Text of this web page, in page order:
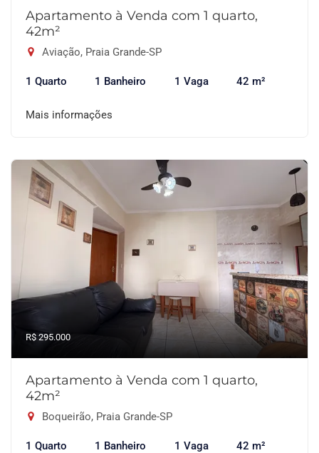
Apartamento à Venda com 1 quarto,
42m²
Aviação, Praia Grande-SP
1 Quarto 1 Banheiro 1 Vaga 42 m²
Mais informações
R$ 295.000
Apartamento à Venda com 1 quarto,
42m²
Boqueirão, Praia Grande-SP
1 Quarto 1 Banheiro 1 Vaga 42 m²